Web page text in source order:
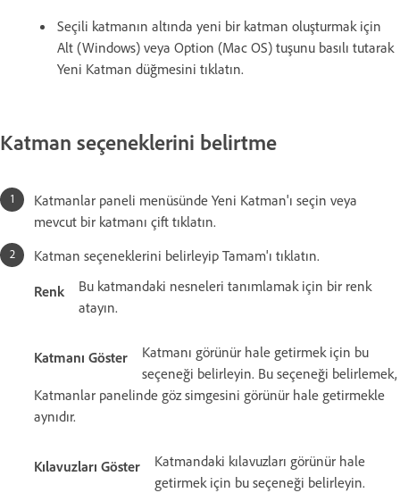
Seçili katmanın altında yeni bir katman oluşturmak için
Alt (Windows) veya Option (Mac OS) tuşunu basılı tutarak
Yeni Katman düğmesini tıklatın.
Katman seçeneklerini belirtme
Katmanlar paneli menüsünde Yeni Katman'ı seçin veya
mevcut bir katmanı çift tıklatın.
Katman seçeneklerini belirleyip Tamam'ı tıklatın.
Renk
Bu katmandaki nesneleri tanımlamak için bir renk
atayın.
Katmanı Göster
Katmanı görünür hale getirmek için bu
seçeneği belirleyin. Bu seçeneği belirlemek,
Katmanlar panelinde göz simgesini görünür hale getirmekle
aynıdır.
Kılavuzları Göster
Katmandaki kılavuzları görünür hale
getirmek için bu seçeneği belirleyin.